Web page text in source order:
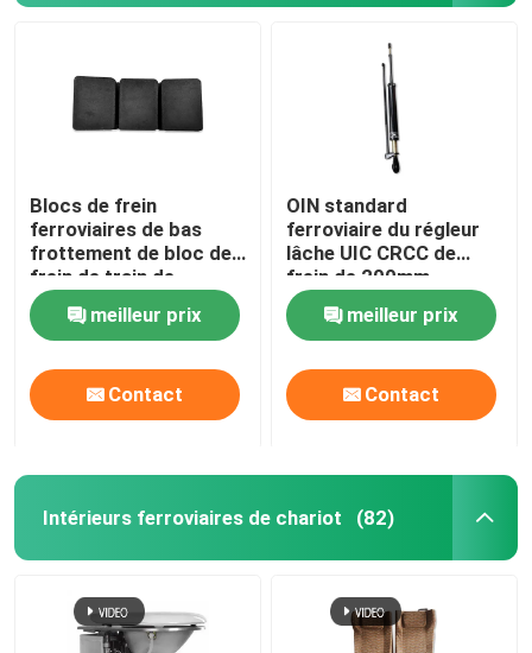
Blocs de frein
ferroviaires de bas
frottement de bloc de
frein de train de
métallurgie des
poudresmeilleur prix
Contact
OIN standard
ferroviaire du régleur
lâche UIC CRCC de
frein de 200mm
meilleur prix
Contact
Intérieurs ferroviaires de chariot (82)